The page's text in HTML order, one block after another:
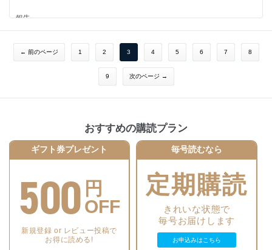
編 集 後 記
第10回 鋼構造技術継承講演会開催される
─ 経験豊富な先人に学ぶ次世代への承継技術 ─
判治 剛/栗原 康行/服部 雅史
「歴史的鋼橋 鐵の橋No.1決定戦」You Tubeにて配信される
温かい心，優しい気遣い ～ warmhearted，kind，thoughtful ～
石塚 敬之
「橋梁と基礎」1月号を読んで
広告企画
耐候性鋼橋の利用技術の高度化
北川 淳一/森谷 和貴/梅林 栄治/津留 恒誉/中川 竜一/志賀 行徳
歴史的橋梁「千住大橋」の予防的保全への取組み
田島 恵輔
高力ボルト摩擦接合継手試験の信頼性向上に向けた方策と留意点（トルク
南 邦明
第12回 吉田橋・弁天橋
紅林 章央
日本初となる新幹線と下部工を共用した「新九頭竜橋」の開通
海外文献紹介 外側に傾斜した２本のアーチ型主塔を有する鋼斜張橋の設
計・施工におけるBIMの活用
─ 中国・北京 新首鋼大橋 ─
鹿野 光一
報告
フィリピン南北通勤鉄道事業における延長14kmの高架橋工事
アルミニウム合金橋梁「金慶橋」（選奨土木遺産）の61年経過した現状
伊藤 義人/大島 勤/長元 志郎/兼子 彬/平井 友樹/川畑 達哉
塩害により損傷した中空床版橋の更新工事
─ 中央自動車道弓振川橋 ─
村上 隆弘/岩城 孝之/仲田 宇史/西川 祐輔/酒井 修平/西村 昌功
幅員減少規制による上下4車線運用下でのRC中空床版橋の架替え
─ 阪和自動車道 松島高架橋 ─
木原 通太郎/井隼 俊也/藤本 拓之/吉田 真司/中川 佳祐/桑名 浩二
VR技術を活用した橋梁点検研修
← 前のページ 1 2 3 4 5 6 7 8
9 次のページ →
おすすめの購読プラン
ギフト券プレゼント
500 円
OFF
新規登録 or レビュー投稿で
お得に読める!
毎号読むなら
定期購読
きれいな状態で
毎号お届けします
お申込みはこちら